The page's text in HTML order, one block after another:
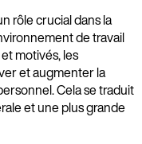
rôle crucial dans la
de travail
motivés, les
et augmenter la
Cela se traduit
et une plus grande